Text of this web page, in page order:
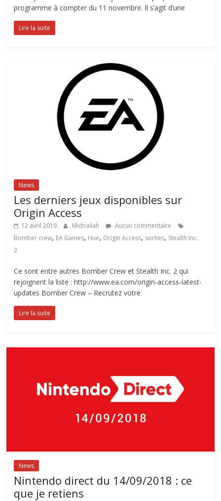
programme à compter du 11 novembre. Il s’agit d’une
Lire la suite
News
Les derniers jeux disponibles sur
Origin Access
12 avril 2019 Midnailah
Aucun commentaire
Bomber crew, EA Games, Hue, Origin Access, sorties, Stealth Inc.
2
Ce sont entre autres Bomber Crew et Stealth Inc. 2 qui
rejoignent la liste : http://www.ea.com/origin-access-latest-
updates Bomber Crew – Recrutez votre
Lire la suite
News
Nintendo direct du 14/09/2018 : ce
que je retiens